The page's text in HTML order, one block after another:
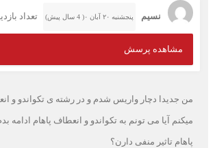
نسیم پنجشنبه ۲۰ آبان ۰( 4 سال پیش) تعداد بازدید:
مشاهده پرسش
من جدیدا دچار واریس شدم و در رشته ی تکواندو و
میکنم آیا می تونم به تکواندو و انعطاف پاهام ادامه
پاهام تاثیر منفی دارن؟